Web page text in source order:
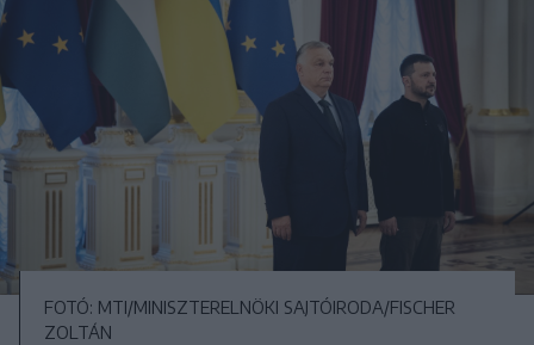
FOTÓ: MTI/MINISZTERELNÖKI SAJTÓIRODA/FISCHER
ZOLTÁN